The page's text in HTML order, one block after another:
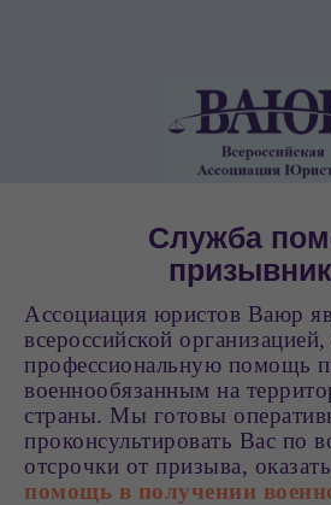
Служба
Ассоциация юристов Ваюр
всероссийской
профессиональную помощь
военнообязанным на
страны. Мы готовы
проконсультировать Вас по
отсрочки от призыва,
помощь в получении